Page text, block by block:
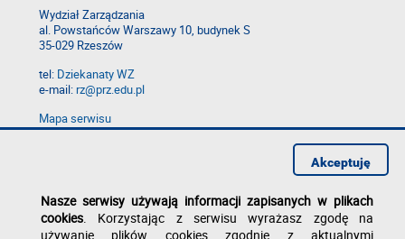
Wydział Zarządzania
al. Powstańców Warszawy 10, budynek S
35-029 Rzeszów
tel: Dziekanaty WZ
e-mail:rz@prz.edu.pl
Mapa serwisu
Deklaracja dostępności
Nasze serwisy używają informacji zapisanych w plikach
cookies. Korzystając z serwisu wyrażasz zgodę na
używanie plików cookies zgodnie z aktualnymi
Akceptuję